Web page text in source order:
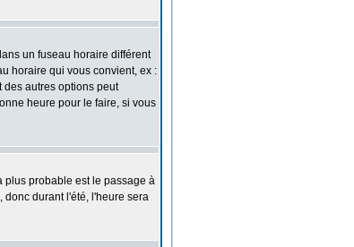
un fuseau horaire différent
horaire qui vous convient, ex :
des autres options peut
heure pour le faire, si vous
plus probable est le passage à
donc durant l'été, l'heure sera